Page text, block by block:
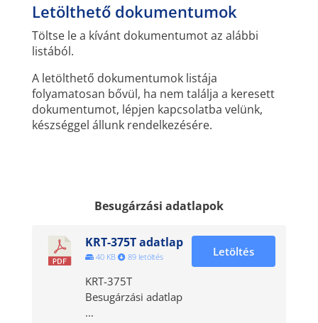
Letölthető dokumentumok
Töltse le a kívánt dokumentumot az alábbi
listából.
A letölthető dokumentumok listája
folyamatosan bővül, ha nem találja a keresett
dokumentumot, lépjen kapcsolatba velünk,
készséggel állunk rendelkezésére.
Besugárzási adatlapok
KRT-375T adatlap
40 KB 89 letöltés
KRT-375T
Besugárzási adatlap
...
Letöltés